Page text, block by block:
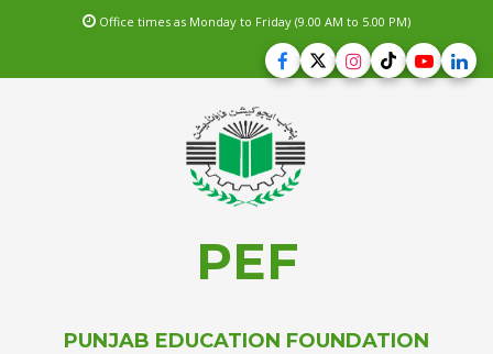
Office times as Monday to Friday (9.00 AM to 5.00 PM)
PEF
PUNJAB EDUCATION FOUNDATION